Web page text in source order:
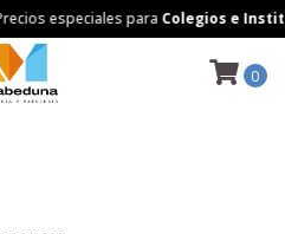
especiales paraColegios e
0